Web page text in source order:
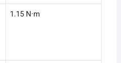
1.15 N·m